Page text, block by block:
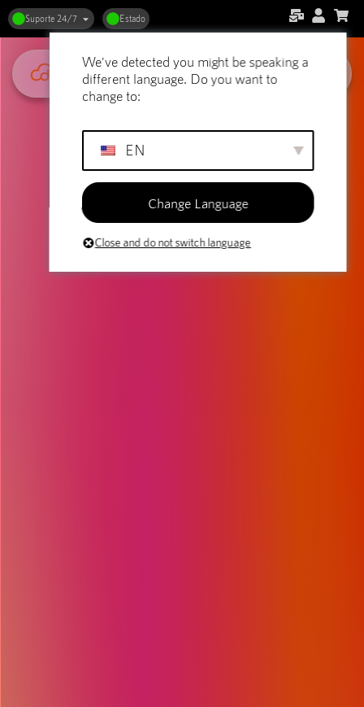
Suporte 24/7 Estado
We've detected you might be speaking a
different language. Do you want to
change to:
EN
Change Language
Close and do not switch language